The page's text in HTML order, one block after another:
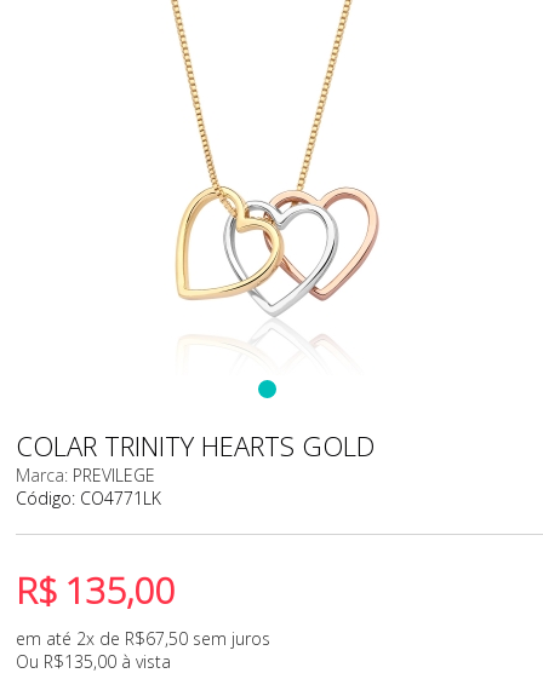
COLAR TRINITY HEARTS GOLD
Marca: PREVILEGE
Código: CO4771LK
R$ 135,00
em até 2x de R$67,50sem juros
Ou R$135,00à vista